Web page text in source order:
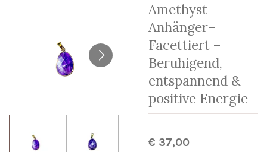
Amethyst
Anhänger–
Facettiert –
Beruhigend,
entspannend &
positive Energie
€ 37,00